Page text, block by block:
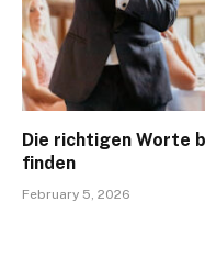
Die richtigen Worte
finden
February 5, 2026